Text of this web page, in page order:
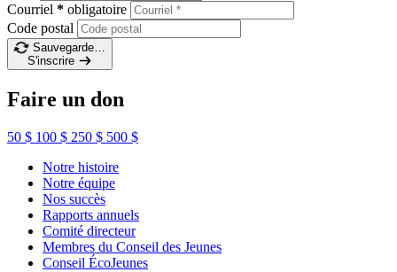
Courriel * obligatoire
Code postal
Sauvegarde…
S'inscrire
Faire un don
50 $ 100 $ 250 $ 500 $
Notre histoire
Notre équipe
Nos succès
Rapports annuels
Comité directeur
Membres du Conseil des Jeunes
Conseil ÉcoJeunes